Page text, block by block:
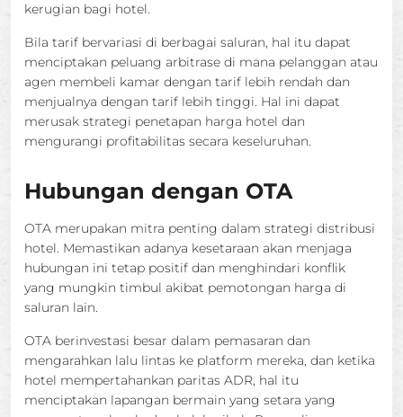
kerugian bagi hotel.
Bila tarif bervariasi di berbagai saluran, hal itu dapat
menciptakan peluang arbitrase di mana pelanggan atau
agen membeli kamar dengan tarif lebih rendah dan
menjualnya dengan tarif lebih tinggi. Hal ini dapat
merusak strategi penetapan harga hotel dan
mengurangi profitabilitas secara keseluruhan.
Hubungan dengan OTA
OTA merupakan mitra penting dalam strategi distribusi
hotel. Memastikan adanya kesetaraan akan menjaga
hubungan ini tetap positif dan menghindari konflik
yang mungkin timbul akibat pemotongan harga di
saluran lain.
OTA berinvestasi besar dalam pemasaran dan
mengarahkan lalu lintas ke platform mereka, dan ketika
hotel mempertahankan paritas ADR, hal itu
menciptakan lapangan bermain yang setara yang